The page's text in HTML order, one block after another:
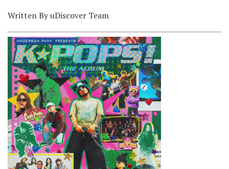
Written By uDiscover Team